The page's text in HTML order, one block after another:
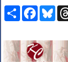
Share